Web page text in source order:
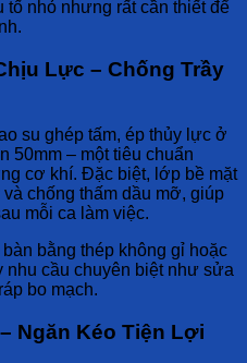
tố nhỏ nhưng rất cần thiết để
Lực – Chống Trầy
su ghép tấm, ép thủy lực ở
50mm – một tiêu chuẩn
cơ khí. Đặc biệt, lớp bề mặt
chống thấm dầu mỡ, giúp
mỗi ca làm việc.
bằng thép không gỉ hoặc
nhu cầu chuyên biệt như sửa
bo mạch.
Ngăn Kéo Tiện Lợi